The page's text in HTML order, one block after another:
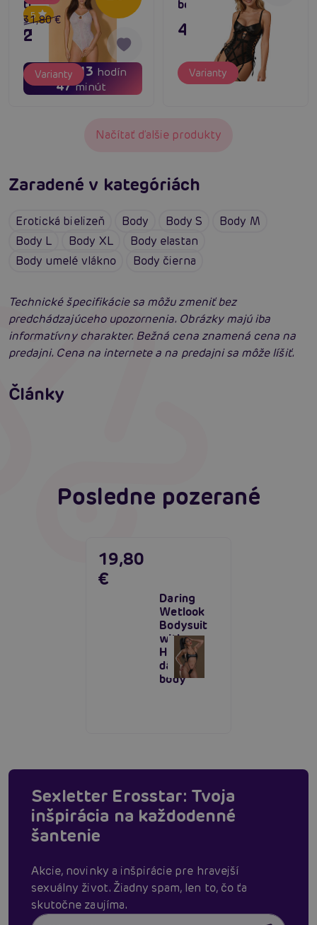
5
01 dní 13 hodín
47 minút
transparentné body s
otvoreným
rozkrokom
31,80 €
25,44 €
Varianty
body s podväzkami
43,80 €
Varianty
Načítať ďalšie produkty
Zaradené v kategóriách
Erotická bielizeň Body Body S
Body M
Body L
Body XL
Body elastan
Body umelé vlákno
Body čierna
Technické špecifikácie sa môžu zmeniť bez
predchádzajúceho upozornenia. Obrázky majú iba
informatívny charakter. Bežná cena znamená cena na
predajni. Cena na internete a na predajni sa môže líšiť.
Články
neodolateľne sexy
Čítať viacej
Erotická inteligencia: Príručka Sexiómov
Posledne pozerané
Daring
Wetlook
Bodysuit
with
Halter,
dámske
body
19,80
€
Sexletter Erosstar: Tvoja
inšpirácia na každodenné
šantenie
Akcie, novinky a inšpirácie pre hravejší
sexuálny život. Žiadny spam, len to, čo ťa
skutočne zaujíma.